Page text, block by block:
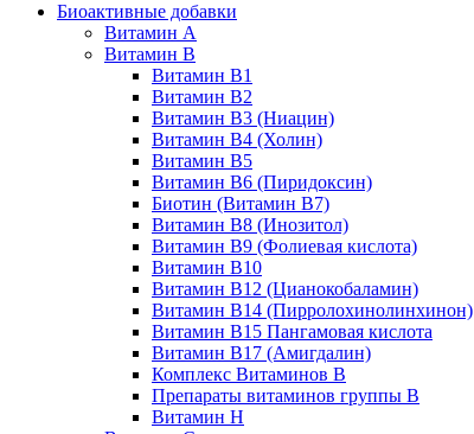
Биоактивные добавки
Витамин А
Витамин B
Витамин B1
Витамин B2
Витамин B3 (Ниацин)
Витамин B4 (Холин)
Витамин B5
Витамин В6 (Пиридоксин)
Биотин (Витамин B7)
Витамин B8 (Инозитол)
Витамин B9 (Фолиевая кислота)
Витамин B10
Витамин B12 (Цианокобаламин)
Витамин В14 (Пирролохинолинхинон)
Витамин B15 Пангамовая кислота
Витамин B17 (Амигдалин)
Комплекс Витаминов B
Препараты витаминов группы В
Витамин Н